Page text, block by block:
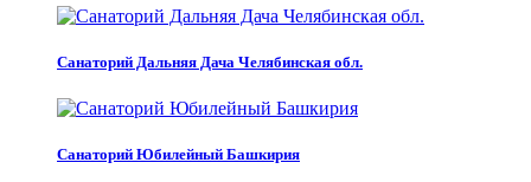
Санаторий Дальняя Дача Челябинская обл.
Санаторий Юбилейный Башкирия